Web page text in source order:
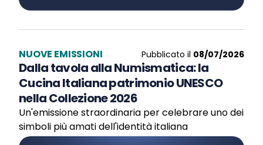
NUOVE EMISSIONI Pubblicato il 08/07/2026
Dalla tavola alla Numismatica: la
Cucina Italiana patrimonio UNESCO
nella Collezione 2026
Un'emissione straordinaria per celebrare uno dei
simboli più amati dell'identità italiana